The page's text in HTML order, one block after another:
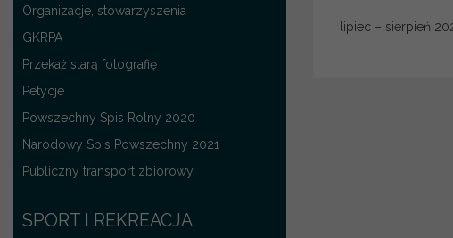
Organizacje, stowarzyszenia
GKRPA
Przekaż starą fotografię
Petycje
Powszechny Spis Rolny 2020
Narodowy Spis Powszechny 2021
Publiczny transport zbiorowy
SPORT I REKREACJA
lipiec – sierpień